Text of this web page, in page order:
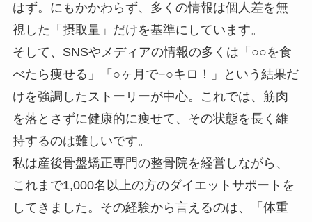
はず。にもかかわらず、多くの情報は個人差を無
視した「摂取量」だけを基準にしています。
そして、SNSやメディアの情報の多くは「○○を食
べたら痩せる」「○ヶ月で−○キロ！」という結果だ
けを強調したストーリーが中心。これでは、筋肉
を落とさずに健康的に痩せて、その状態を長く維
持するのは難しいです。
私は産後骨盤矯正専門の整骨院を経営しながら、
これまで1,000名以上の方のダイエットサポートを
してきました。その経験から言えるのは、「体重